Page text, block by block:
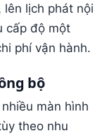
lịch phát nội
cấp độ một
phí vận hành.
bộ
màn hình
theo nhu